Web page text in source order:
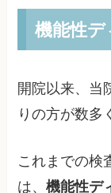
機能性
開院以来、当
りの方が数多
これまでの検
は、機能性デ